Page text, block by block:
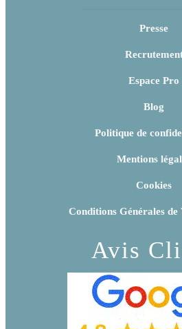
Presse
Espace Pro
Blog
Politique de
Mentions
Cookies
Conditions Générales de
Avis